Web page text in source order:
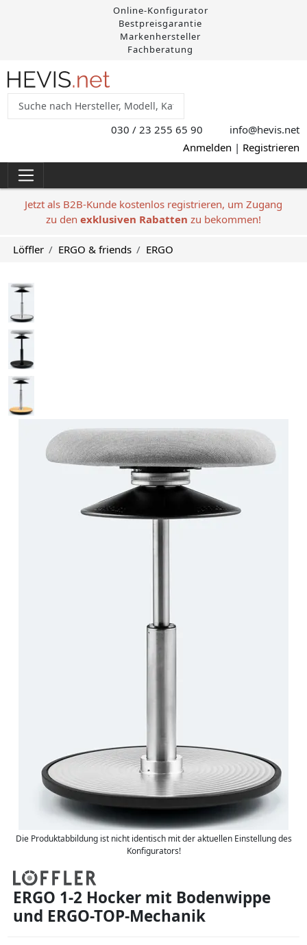
Online-Konfigurator
Bestpreisgarantie
Markenhersteller
Fachberatung
030 / 23 255 65 90 info@hevis.net
Anmelden | Registrieren
Jetzt als B2B-Kunde kostenlos registrieren, um Zugang
zu den exklusiven Rabatten zu bekommen!
Löffler ERGO & friends ERGO
Die Produktabbildung ist nicht identisch mit der aktuellen Einstellung des
Konfigurators!
ERGO 1-2 Hocker mit Bodenwippe
und ERGO-TOP-Mechanik